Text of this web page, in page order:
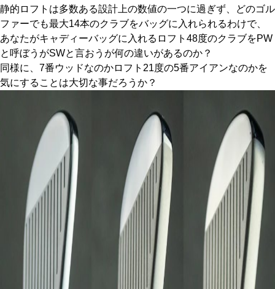
静的ロフトは多数ある設計上の数値の一つに過ぎず、どのゴル
ファーでも最大14本のクラブをバッグに入れられるわけで、
あなたがキャディーバッグに入れるロフト48度のクラブをPW
と呼ぼうがSWと言おうが何の違いがあるのか？
同様に、7番ウッドなのかロフト21度の5番アイアンなのかを
気にすることは大切な事だろうか？